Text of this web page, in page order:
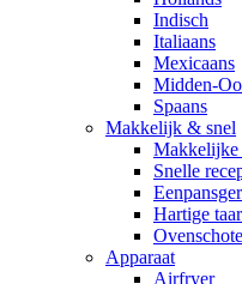
Indisch
Italiaans
Mexicaans
Midden-
Spaans
Makkelijk & snel
Makkelijke
Snelle
Hartige
Apparaat
Airfryer